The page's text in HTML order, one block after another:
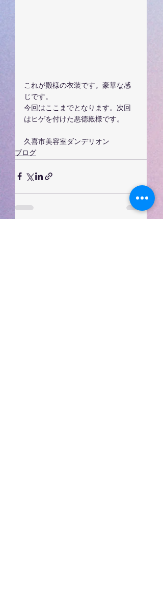
これが殿様の衣装です。豪華な感
じです。
今回はここまでとなります。次回
はヒゲを付けた悪徳殿様です。
久喜市美容室ダンデリオン
ブログ